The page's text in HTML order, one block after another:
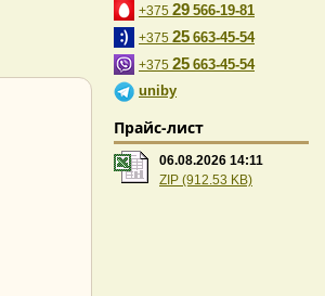
+375 29 566-19-81
+375 25 663-45-54
+375 25 663-45-54
uniby
Прайс-лист
06.08.2026 14:11
ZIP (912.53 KB)